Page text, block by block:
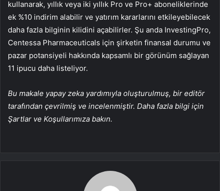
kullanarak, yıllık veya iki yıllık Pro ve Pro+ aboneliklerinde
ek %10 indirim alabilir ve yatırım kararlarını etkileyebilecek
daha fazla bilginin kilidini açabilirler. Şu anda InvestingPro,
Centessa Pharmaceuticals için şirketin finansal durumu ve
pazar potansiyeli hakkında kapsamlı bir görünüm sağlayan
11 ipucu daha listeliyor.
Bu makale yapay zeka yardımıyla oluşturulmuş, bir editör
tarafından çevrilmiş ve incelenmiştir. Daha fazla bilgi için
Şartlar ve Koşullarımıza bakın.